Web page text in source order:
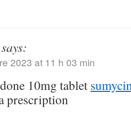
says:
2023 at 11 h 03 min
10mg tablet
prescription